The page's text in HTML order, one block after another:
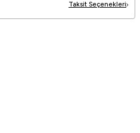
Taksit Seçenekleri